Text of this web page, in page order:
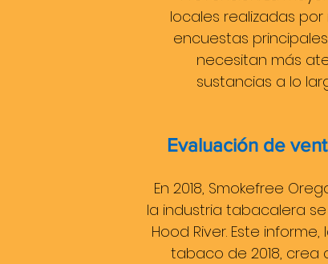
locales realizadas
encuestas
necesitan más
sustancias a lo
Evaluación de
En 2018, Smokefree
la industria tabacalera
Hood River. Este
tabaco de 2018,